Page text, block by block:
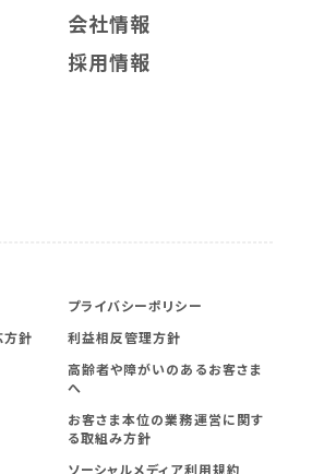
会社情報
採用情報
プライバシーポリシー
方針
利益相反管理方針
高齢者や障がいのあるお客さま
へ
お客さま本位の業務運営に関す
る取組み方針
ソーシャルメディア利用規約